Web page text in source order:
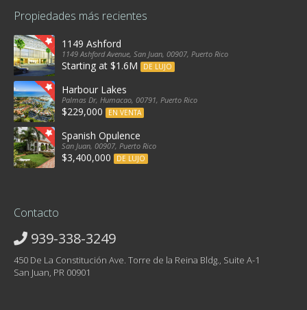
Propiedades más recientes
1149 Ashford
1149 Ashford Avenue, San Juan, 00907, Puerto Rico
Starting at $1.6M DE LUJO
Harbour Lakes
Palmas Dr, Humacao, 00791, Puerto Rico
$229,000 EN VENTA
Spanish Opulence
San Juan, 00907, Puerto Rico
$3,400,000 DE LUJO
Contacto
939-338-3249
450 De La Constitución Ave. Torre de la Reina Bldg., Suite A-1
San Juan, PR 00901